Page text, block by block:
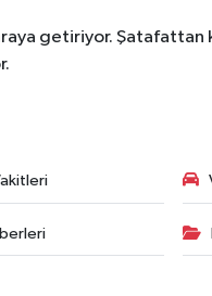
getiriyor. Şatafattan